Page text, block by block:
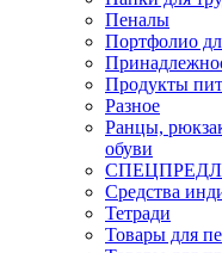
Пеналы
Портфолио
Продукты
Разное
Ранцы,
обуви
Средства
Тетради
Товары для